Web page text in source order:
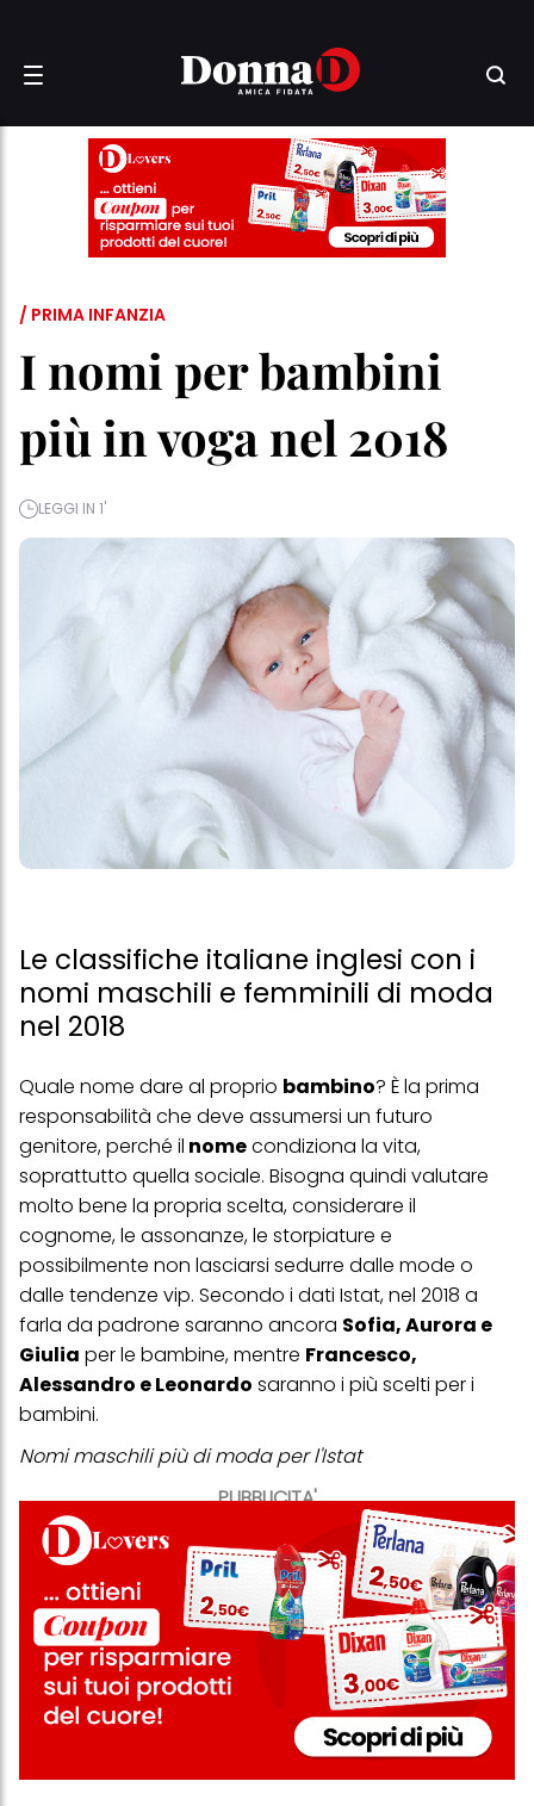
/ PRIMA INFANZIA
I nomi per bambini
più in voga nel 2018
LEGGI IN 1'
Le classifiche italiane inglesi con i
nomi maschili e femminili di moda
nel 2018
PUBBLICITA'
Quale nome dare al proprio bambino? È la prima
responsabilità che deve assumersi un futuro
genitore, perché il nomecondiziona la vita,
soprattutto quella sociale. Bisogna quindi valutare
molto bene la propria scelta, considerare il
cognome, le assonanze, le storpiature e
possibilmente non lasciarsi sedurre dalle mode o
dalle tendenze vip. Secondo i dati Istat, nel 2018 a
farla da padrone saranno ancora Sofia, Aurora e
Giulia per le bambine, mentre Francesco,
Alessandro e Leonardo saranno i più scelti per i
bambini.
Nomi maschili più di moda per l'Istat